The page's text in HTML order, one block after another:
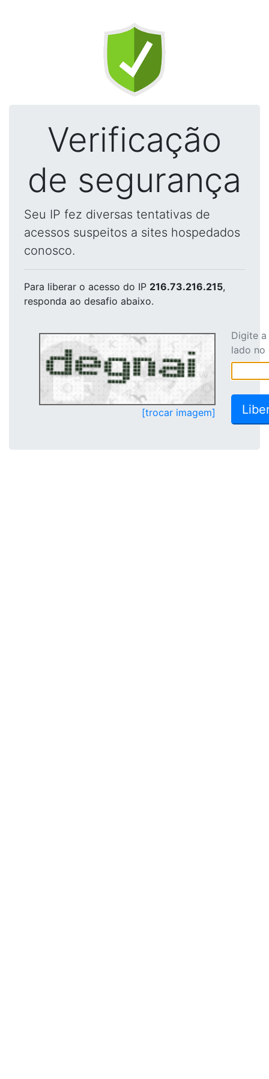
Verificação
de segurança
Seu IP fez diversas tentativas de
acessos suspeitos a sites hospedados
conosco.
Para liberar o acesso do IP 216.73.216.215,
responda ao desafio abaixo.
[trocar imagem]
Digite
lado no